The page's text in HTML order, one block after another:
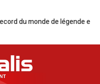
de légende en NCAA